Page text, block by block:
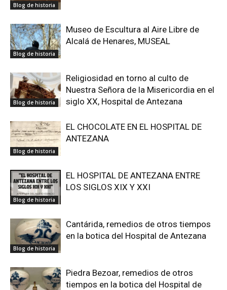
Blog de historia
Blog de historia
Museo de Escultura al Aire Libre de
Alcalá de Henares, MUSEAL
Blog de historia
Religiosidad en torno al culto de
Nuestra Señora de la Misericordia en el
siglo XX, Hospital de Antezana
Blog de historia
EL CHOCOLATE EN EL HOSPITAL DE
ANTEZANA
Blog de historia
EL HOSPITAL DE ANTEZANA ENTRE
LOS SIGLOS XIX Y XXI
Blog de historia
Cantárida, remedios de otros tiempos
en la botica del Hospital de Antezana
Piedra Bezoar, remedios de otros
tiempos en la botica del Hospital de